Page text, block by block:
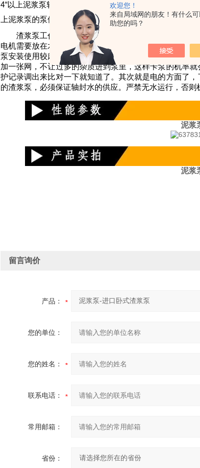
欢迎您！
来自局域网的朋友！有什么
助您的吗？
4“以上泥浆泵轴承直接安装于水平中开托架内，拆检方
上泥浆泵的泵体较大，采用了对开的结构形式，拆装检修
渣浆泵工作时，泵需要放在陆地上，吸水管放在水
电机需要放在水面之上，泵放入水中，因此必须固定，
泵安装使用较麻烦，应用的场合受到很多的限制。如果
加一张网，不让过多的杂质进到泵里，这样卡泵的机率
护记录调出来比对一下就知道了。其次就是电的方面了
的渣浆泵，必须保证轴封水的供应。严禁无水运行，否则
泥浆
泥浆
留言询价
产品：
您的单位：
您的姓名：
联系电话：
常用邮箱：
省份：